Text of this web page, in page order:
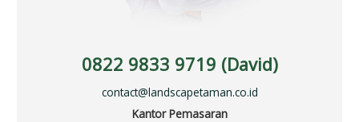
0822 9833 9719 (David)
contact@landscapetaman.co.id
Kantor Pemasaran